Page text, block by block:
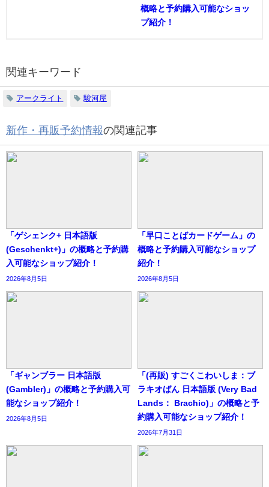
概略と予約購入可能なショッ
プ紹介！
関連キーワード
アークライト 駿河屋
新作・再販予約情報の関連記事
「ゲシェンク+ 日本語版
(Geschenkt+)」の概略と予約購
入可能なショップ紹介！
2026年8月5日
「早口ことばカードゲーム」の
概略と予約購入可能なショップ
紹介！
2026年8月5日
「ギャンブラー 日本語版
(Gambler)」の概略と予約購入可
能なショップ紹介！
2026年8月5日
「(再販) すごくこわいしま：ブ
ラキオばん 日本語版 (Very Bad
Lands： Brachio)」の概略と予
約購入可能なショップ紹介！
2026年7月31日